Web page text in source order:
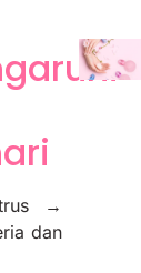
→
dan